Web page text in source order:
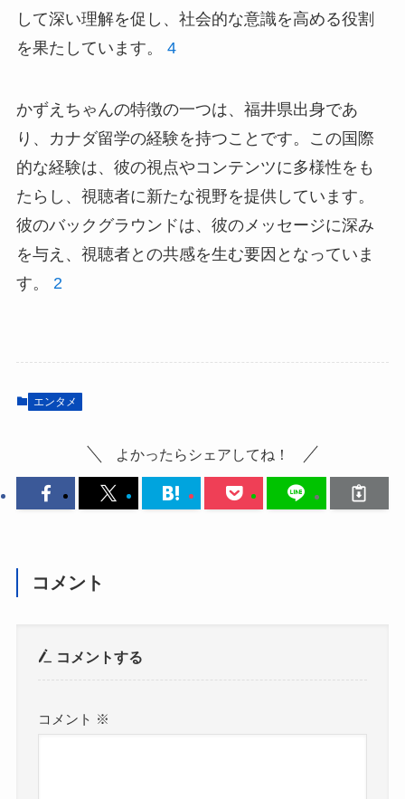
して深い理解を促し、社会的な意識を高める役割
を果たしています。 4
かずえちゃんの特徴の一つは、福井県出身であ
り、カナダ留学の経験を持つことです。この国際
的な経験は、彼の視点やコンテンツに多様性をも
たらし、視聴者に新たな視野を提供しています。
彼のバックグラウンドは、彼のメッセージに深み
を与え、視聴者との共感を生む要因となっていま
す。 2
エンタメ
よかったらシェアしてね！
コメント
コメントする
コメント ※